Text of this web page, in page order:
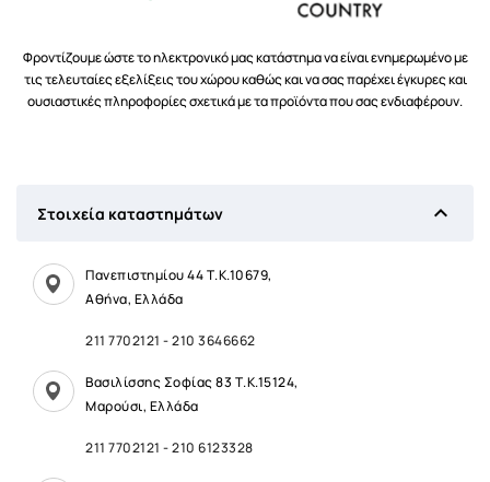
Φροντίζουμε ώστε το ηλεκτρονικό μας κατάστημα να είναι ενημερωμένο με
τις τελευταίες εξελίξεις του χώρου καθώς και να σας παρέχει έγκυρες και
ουσιαστικές πληροφορίες σχετικά με τα προϊόντα που σας ενδιαφέρουν.
Στοιχεία καταστημάτων 
Πανεπιστημίου 44 Τ.Κ.10679,
Αθήνα, Ελλάδα
211 7702121 -210 3646662
Βασιλίσσης Σοφίας 83 Τ.Κ.15124,
Μαρούσι, Ελλάδα
211 7702121 -210 6123328